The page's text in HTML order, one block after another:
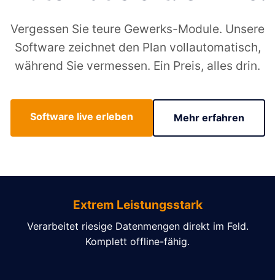
Vergessen Sie teure Gewerks-Module. Unsere
Software zeichnet den Plan vollautomatisch,
während Sie vermessen. Ein Preis, alles drin.
Software live erleben Mehr erfahren
Extrem Leistungsstark
Verarbeitet riesige Datenmengen direkt im Feld.
Komplett offline-fähig.